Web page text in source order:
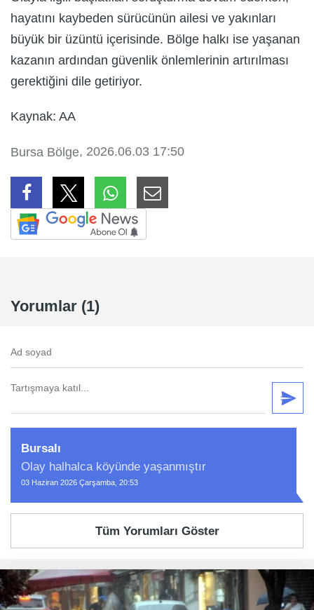
hayatını kaybeden sürücünün ailesi ve yakınları
büyük bir üzüntü içerisinde. Bölge halkı ise yaşanan
kazanın ardından güvenlik önlemlerinin artırılması
gerektiğini dile getiriyor.
Kaynak: AA
Bursa Bölge, 2026.06.03 17:50
Yorumlar (1)
Bursalı
Olay halhalca köyünde yaşanmıştır
03 Haziran 2026 Çarşamba, 20:53
Tüm Yorumları Göster